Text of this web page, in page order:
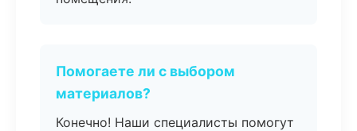
Помогаете ли с выбором
материалов?
Конечно! Наши специалисты помогут